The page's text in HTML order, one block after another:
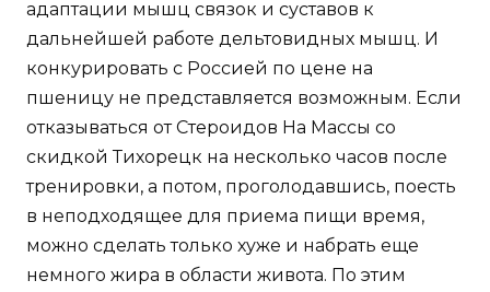
адаптации мышц связок и суставов к
дальнейшей работе дельтовидных мышц. И
конкурировать с Россией по цене на
пшеницу не представляется возможным. Если
отказываться от Стероидов На Массы со
скидкой Тихорецк на несколько часов после
тренировки, а потом, проголодавшись, поесть
в неподходящее для приема пищи время,
можно сделать только хуже и набрать еще
немного жира в области живота. По этим